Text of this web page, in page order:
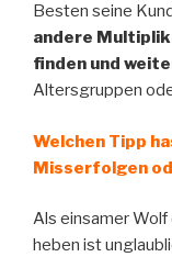
Besten seine
andere
finden und
Altersgruppen
Welchen Tipp
Misserfolgen
Als einsamer Wolf
heben ist